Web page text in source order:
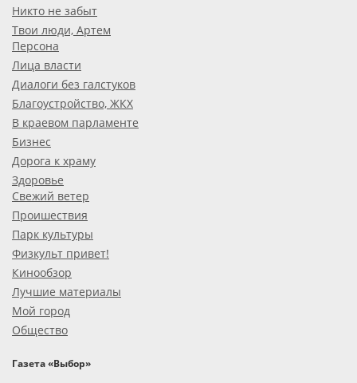
Никто не забыт
Твои люди, Артем
Персона
Лица власти
Диалоги без галстуков
Благоустройство, ЖКХ
В краевом парламенте
Бизнес
Дорога к храму
Здоровье
Свежий ветер
Проишествия
Парк культуры
Физкульт привет!
Кинообзор
Лучшие материалы
Мой город
Общество
Газета «Выбор»